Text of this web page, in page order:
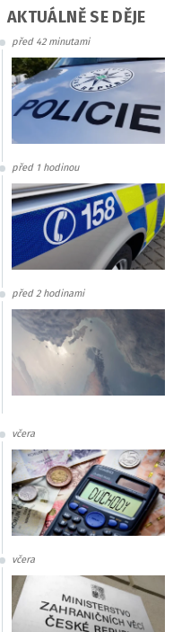
AKTUÁLNĚ SE DĚJE
před 42 minutami
před 1 hodinou
před 2 hodinami
včera
včera